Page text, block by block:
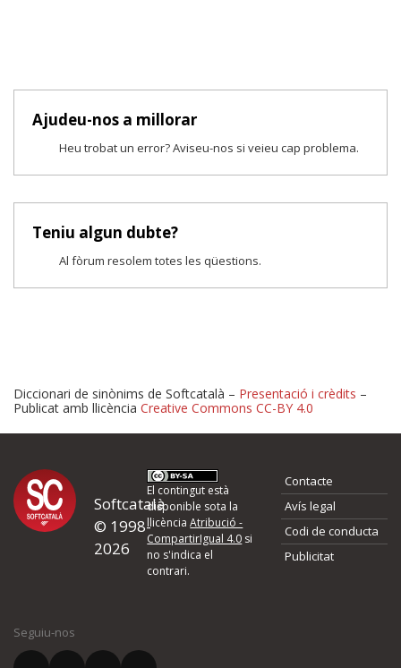
Ajudeu-nos a millorar
Heu trobat un error? Aviseu-nos si veieu cap problema.
Teniu algun dubte?
Al fòrum resolem totes les qüestions.
Proposeu-nos millores o
d'errors
Si heu trobat un error o voleu proposar alguna millora, ompliu els
quina és la millora que proposeu o l'error del qual voleu informar-
Diccionari de sinònims de Softcatalà – Presentació i crèdits –
Publicat amb llicència Creative Commons CC-BY 4.0
Softcatalà
© 1998-
2026
El contingut està
disponible sota la
llicènciaAtribució -
CompartirIgual 4.0 si
no s'indica el
contrari.
Contacte
Avís legal
Codi de conducta
Publicitat
Seguiu-nos